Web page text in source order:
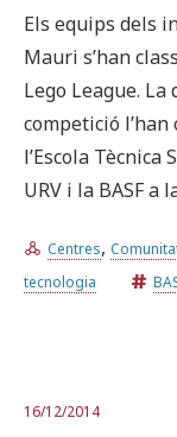
Els equips dels
Mauri s’han
Lego League.
competició
l’Escola Tècnica
URV i la BASF a
Centres,
tecnologia
16/12/2014